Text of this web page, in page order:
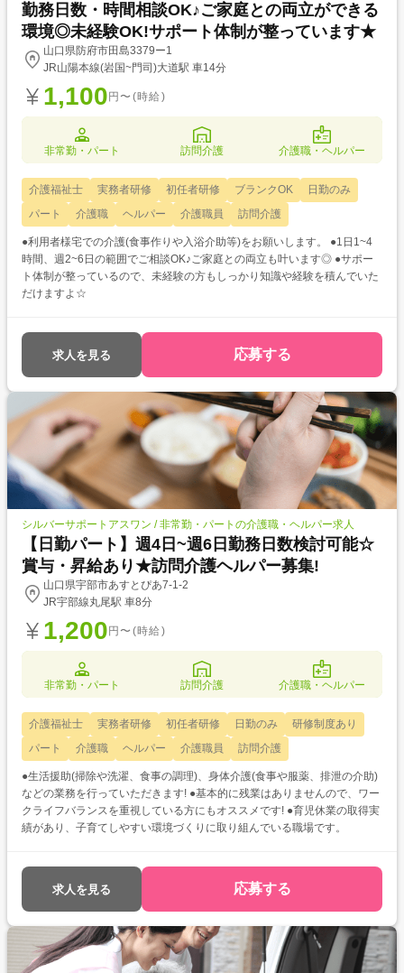
勤務日数・時間相談OK♪ご家庭との両立ができる
環境◎未経験OK!サポート体制が整っています★
山口県防府市田島3379ー1
JR山陽本線(岩国~門司)大道駅 車14分
1,100 円〜(時給)
非常勤・パート 訪問介護 介護職・ヘルパー
介護福祉士 実務者研修 初任者研修 ブランクOK
日勤のみ
パート
介護職 ヘルパー 介護職員 訪問介護
●利用者様宅での介護(食事作りや入浴介助等)をお願いします。 ●1日1~4
時間、週2~6日の範囲でご相談OK♪ご家庭との両立も叶います◎ ●サポー
ト体制が整っているので、未経験の方もしっかり知識や経験を積んでいた
だけますよ☆
求人を見る 応募する
シルバーサポートアスワン / 非常勤・パートの介護職・ヘルパー求人
【日勤パート】週4日~週6日勤務日数検討可能☆
賞与・昇給あり★訪問介護ヘルパー募集!
山口県宇部市あすとぴあ7-1-2
JR宇部線丸尾駅 車8分
1,200 円〜(時給)
非常勤・パート 訪問介護 介護職・ヘルパー
介護福祉士 実務者研修 初任者研修 日勤のみ
研修制度あり
パート
介護職 ヘルパー 介護職員 訪問介護
●生活援助(掃除や洗濯、食事の調理)、身体介護(食事や服薬、排泄の介助)
などの業務を行っていただきます! ●基本的に残業はありませんので、ワー
クライフバランスを重視している方にもオススメです! ●育児休業の取得実
績があり、子育てしやすい環境づくりに取り組んでいる職場です。
求人を見る 応募する